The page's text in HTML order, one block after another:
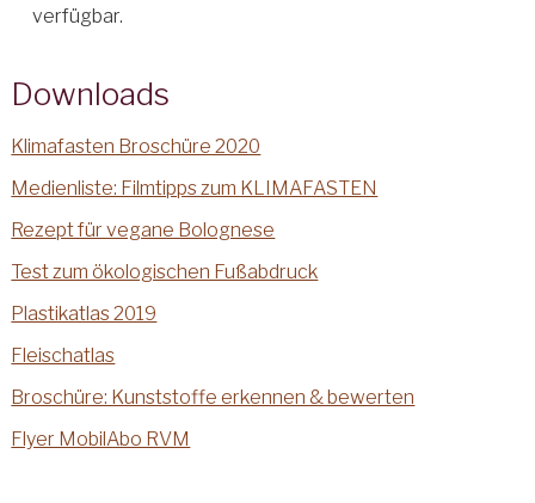
verfügbar.
Downloads
Klimafasten Broschüre 2020
Medienliste: Filmtipps zum KLIMAFASTEN
Rezept für vegane Bolognese
Test zum ökologischen Fußabdruck
Plastikatlas 2019
Fleischatlas
Broschüre: Kunststoffe erkennen & bewerten
Flyer MobilAbo RVM